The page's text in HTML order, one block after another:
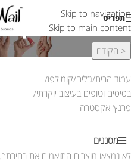
Skip to navigation
Skip to main content
תפריט פרנץ׳
< הקודם
עמוד הבית ג’לים קומילפו
בסיסים וטופים בעיצוב יוקרתי
פרנץ׳ אקסטרה
מסננים
לא נמצאו מוצרים התואמים את בחירתך.